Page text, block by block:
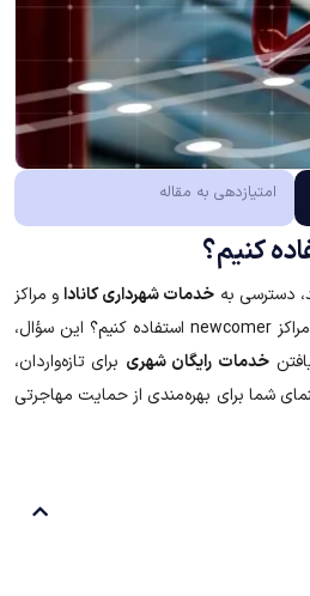
امتیازدهی به مقاله
دسترسی به خدمات شهرداری کاناداو مراکز
newcomer، کلید یک سکونت موفق و ادغام سریع در جامعه محلی است. چگونه از خدمات شهرداری و مراکز newcomer استفاده کنیم؟ این سؤال،
خدمات رایگان شهری برای تازه‌واردان،
شما برای بهره‌مندی از حمایت مهاجرتی